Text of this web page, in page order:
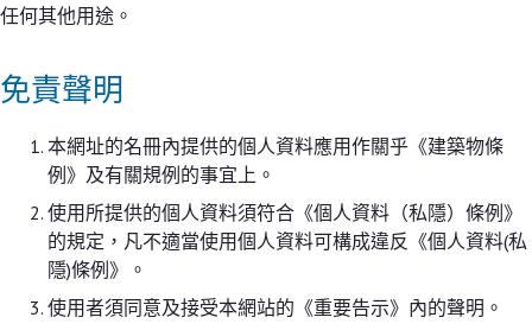
任何其他用途。
免責聲明
本網址的名冊內提供的個人資料應用作關乎《建築物條
例》及有關規例的事宜上。
使用所提供的個人資料須符合《個人資料（私隱）條例》
的規定，凡不適當使用個人資料可構成違反《個人資料(私
隱)條例》。
使用者須同意及接受本網站的《重要告示》內的聲明。